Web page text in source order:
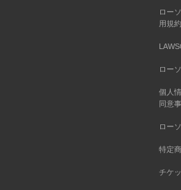
ロー
用規約
ロー
個人
同意
ロー
特定
チケ